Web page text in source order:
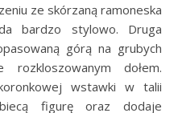
ze skórzaną ramoneska
bardzo stylowo. Druga
górą na grubych
rozkloszowanym dołem.
wstawki w talii
figurę oraz dodaje